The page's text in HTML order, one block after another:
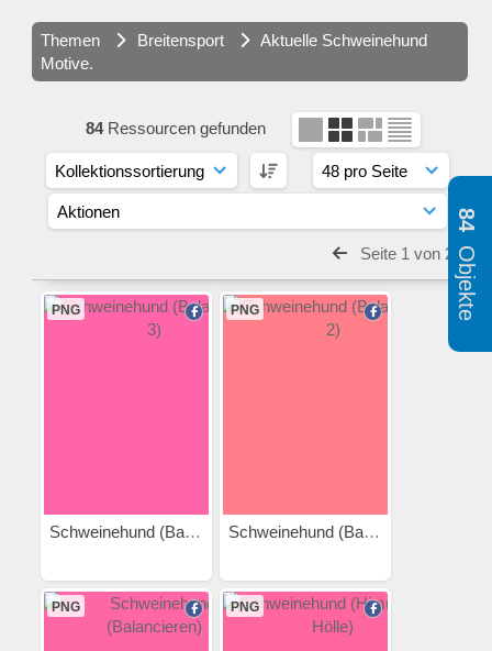
Themen Breitensport
Aktuelle Schweinehund
Motive.
84 Ressourcen gefunden
Seite 1 von 2
PNG
Schweinehund (Balancieren 3)
PNG
Schweinehund (Balancieren 2)
PNG PNG
84
Objekte